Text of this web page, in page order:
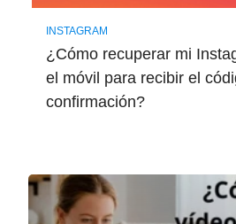
INSTAGRAM
¿Cómo recuperar mi
el móvil para recibir el
confirmación?